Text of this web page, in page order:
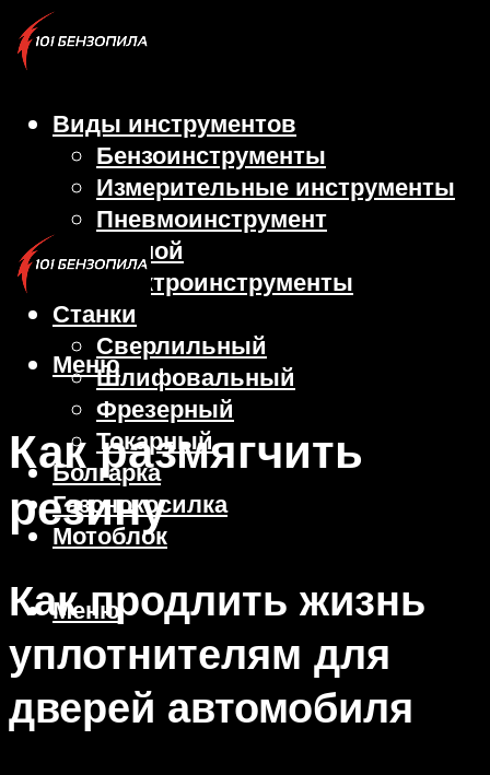
Виды инструментов
Бензоинструменты
Измерительные инструменты
Пневмоинструмент
Ручной
Электроинструменты
Станки
Сверлильный
Шлифовальный
Фрезерный
Токарный
Болгарка
Газонокосилка
Мотоблок
Меню
Меню
Как размягчить
резину
Как продлить жизнь
уплотнителям для
дверей автомобиля